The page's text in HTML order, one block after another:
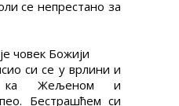
се непрестано за
човек Божији
си се у врлини и
ка Жељеном и
Бестрашћем си